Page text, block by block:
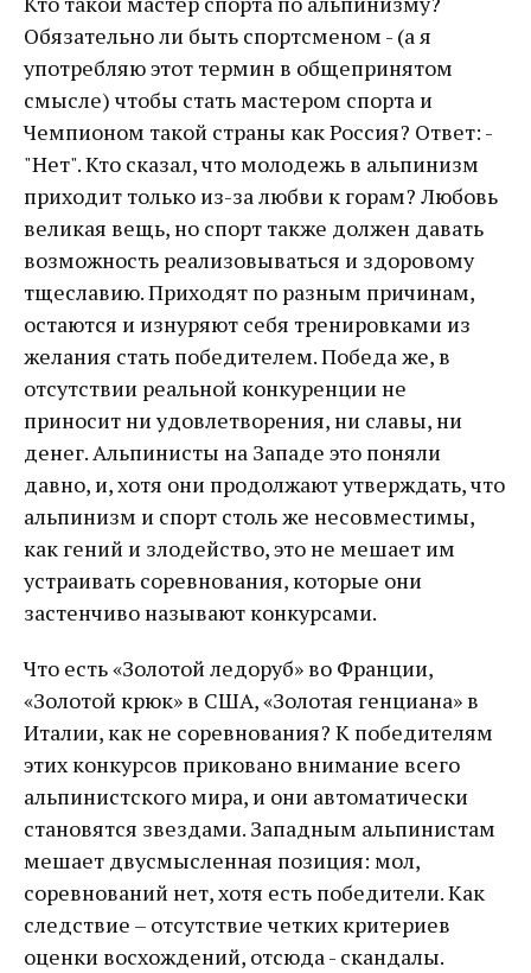
Обязательно ли быть спортсменом - (а я
употребляю этот термин в общепринятом
смысле) чтобы стать мастером спорта и
Чемпионом такой страны как Россия? Ответ: -
"Нет". Кто сказал, что молодежь в альпинизм
приходит только из-за любви к горам? Любовь
великая вещь, но спорт также должен давать
возможность реализовываться и здоровому
тщеславию. Приходят по разным причинам,
остаются и изнуряют себя тренировками из
желания стать победителем. Победа же, в
отсутствии реальной конкуренции не
приносит ни удовлетворения, ни славы, ни
денег. Альпинисты на Западе это поняли
давно, и, хотя они продолжают утверждать, что
альпинизм и спорт столь же несовместимы,
как гений и злодейство, это не мешает им
устраивать соревнования, которые они
застенчиво называют конкурсами.
Что есть «Золотой ледоруб» во Франции,
«Золотой крюк» в США, «Золотая генциана» в
Италии, как не соревнования? К победителям
этих конкурсов приковано внимание всего
альпинистского мира, и они автоматически
становятся звездами. Западным альпинистам
мешает двусмысленная позиция: мол,
соревнований нет, хотя есть победители. Как
следствие – отсутствие четких критериев
оценки восхождений, отсюда - скандалы.